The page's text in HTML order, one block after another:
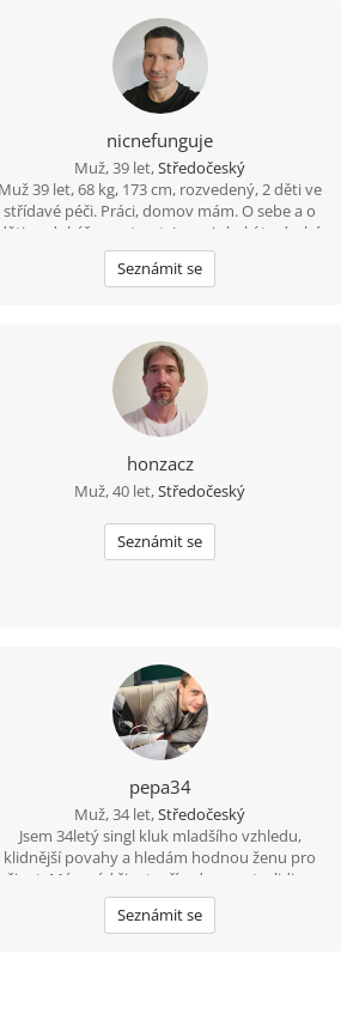
nicnefunguje
Muž, 39 let,Středočeský
Muž 39 let, 68 kg, 173 cm, rozvedený, 2 děti ve
střídavé péči. Práci, domov mám. O sebe a o
děti se dokážu postarat. Jen mi chybí ta druhá
sympatická polovička, ženského pohlaví.
Seznámit se
honzacz
Muž, 40 let,Středočeský
Seznámit se
pepa34
Muž, 34 let,Středočeský
Jsem 34letý singl kluk mladšího vzhledu,
klidnější povahy a hledám hodnou ženu pro
život. Mám rád život, přírodu, sport a lidi se
smyslem pro humor. Hledáš partnera s
otevřeným srdcem na celý život? Tak se mi
Seznámit se